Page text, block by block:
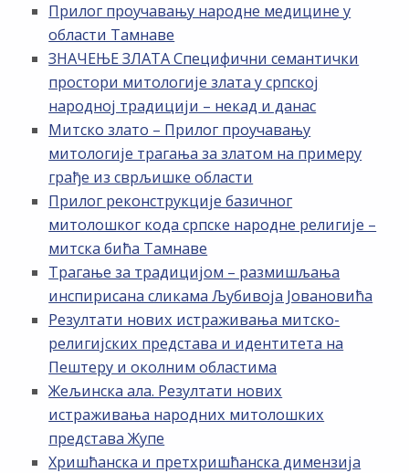
Прилог проучавању народне медицине у
области Тамнаве
ЗНАЧЕЊЕ ЗЛАТА Специфични семантички
простори митологије злата у српској
народној традицији – некад и данас
Митско злато – Прилог проучавању
митологије трагања за златом на примеру
грађе из сврљишке области
Прилог реконструкције базичног
митолошког кода српске народне религије –
митска бића Тамнаве
Трагање за традицијом – размишљања
инспирисана сликама Љубивоја Јовановића
Резултати нових истраживања митско-
религијских представа и идентитета на
Пештеру и околним областима
Жељинска ала. Резултати нових
истраживања народних митолошких
представа Жупе
Хришћанска и претхришћанска димензија